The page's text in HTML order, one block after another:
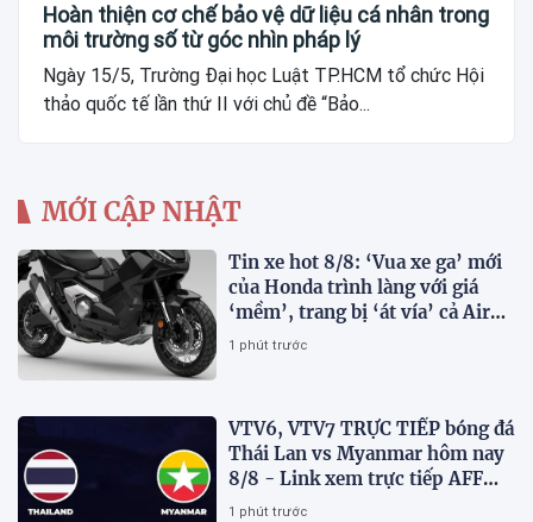
Hoàn thiện cơ chế bảo vệ dữ liệu cá nhân trong
môi trường số từ góc nhìn pháp lý
Ngày 15/5, Trường Đại học Luật TP.HCM tổ chức Hội
thảo quốc tế lần thứ II với chủ đề “Bảo...
MỚI CẬP NHẬT
Tin xe hot 8/8: ‘Vua xe ga’ mới
của Honda trình làng với giá
‘mềm’, trang bị ‘át vía’ cả Air
Blade và SH
1 phút trước
VTV6, VTV7 TRỰC TIẾP bóng đá
Thái Lan vs Myanmar hôm nay
8/8 - Link xem trực tiếp AFF
Cup 2026 mới nhất
1 phút trước